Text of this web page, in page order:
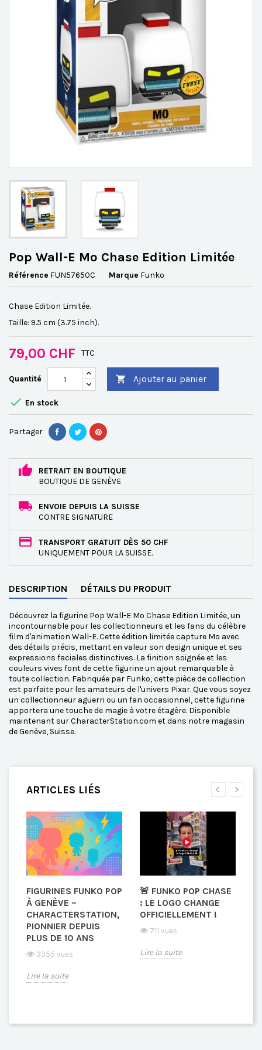
Pop Wall-E Mo Chase Edition Limitée
Référence FUN57650C Marque Funko
Chase Edition Limitée.
Taille: 9.5 cm (3.75 inch).
79,00 CHF TTC
Quantité  Ajouter au panier
 En stock
Partager
RETRAIT EN BOUTIQUE
BOUTIQUE DE GENÈVE
ENVOIE DEPUIS LA SUISSE
CONTRE SIGNATURE
TRANSPORT GRATUIT DÈS 50 CHF
UNIQUEMENT POUR LA SUISSE.
DESCRIPTION DÉTAILS DU PRODUIT
Découvrez la figurine Pop Wall-E Mo Chase Edition Limitée, un
incontournable pour les collectionneurs et les fans du célèbre
film d'animation Wall-E. Cette édition limitée capture Mo avec
des détails précis, mettant en valeur son design unique et ses
expressions faciales distinctives. La finition soignée et les
couleurs vives font de cette figurine un ajout remarquable à
toute collection. Fabriquée par Funko, cette pièce de collection
est parfaite pour les amateurs de l'univers Pixar. Que vous soyez
un collectionneur aguerri ou un fan occasionnel, cette figurine
apportera une touche de magie à votre étagère. Disponible
maintenant sur CharacterStation.com et dans notre magasin
de Genève, Suisse.
ARTICLES LIÉS
FIGURINES FUNKO POP
À GENÈVE –
CHARACTERSTATION,
PIONNIER DEPUIS
PLUS DE 10 ANS
3355 vues
Lire la suite
🚨 FUNKO POP CHASE
: LE LOGO CHANGE
OFFICIELLEMENT !
711 vues
Lire la suite